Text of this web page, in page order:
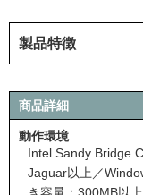
製品特徴
商品詳細
動作環境
Intel Sandy Bridge
Jaguar以上／